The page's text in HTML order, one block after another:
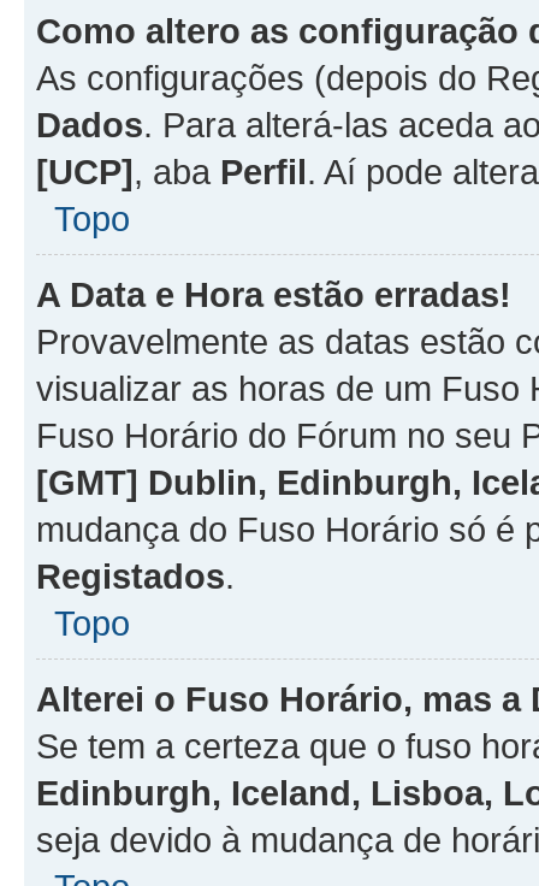
Como altero as configuração
As configurações (depois do
Dados. Para alterá-las aceda
[UCP], aba Perfil. Aí pode
Topo
A Data e Hora estão erradas!
Provavelmente as datas estão
visualizar as horas de um Fuso
Fuso Horário do Fórum no seu
[GMT] Dublin, Edinburgh,
mudança do Fuso Horário só é
Registados.
Topo
Alterei o Fuso Horário, mas a
Se tem a certeza que o fuso
Edinburgh, Iceland, Lisboa,
seja devido à mudança de